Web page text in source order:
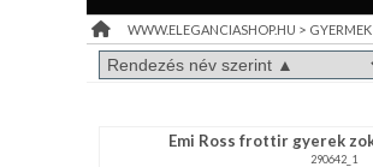
TÁJÉKOZTATÓ
(ÁSZF)
WWW.ELEGANCIASHOP.HU >
Emi Ross frottir gyerek
290642_1